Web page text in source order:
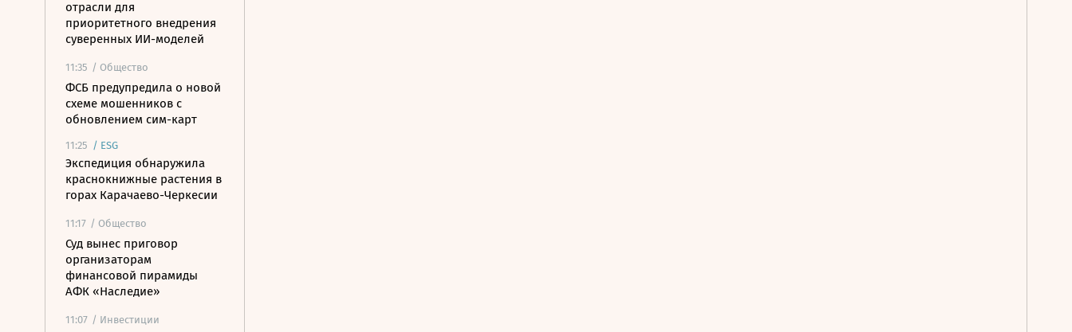
отрасли для
приоритетного внедрения
суверенных ИИ-моделей
11:35 / Общество
ФСБ предупредила о новой
схеме мошенников с
обновлением сим-карт
11:25 / ESG
Экспедиция обнаружила
краснокнижные растения в
горах Карачаево-Черкесии
11:17 / Общество
Суд вынес приговор
организаторам
финансовой пирамиды
АФК «Наследие»
11:07 / Инвестиции